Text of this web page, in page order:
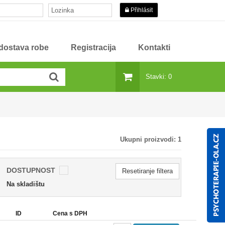
Přihlásit
robe Registracija Kontakti
Stavki: 0
Ukupni proizvodi: 1
DOSTUPNOST
Na skladištu
Resetiranje filtera
ID Cena s DPH